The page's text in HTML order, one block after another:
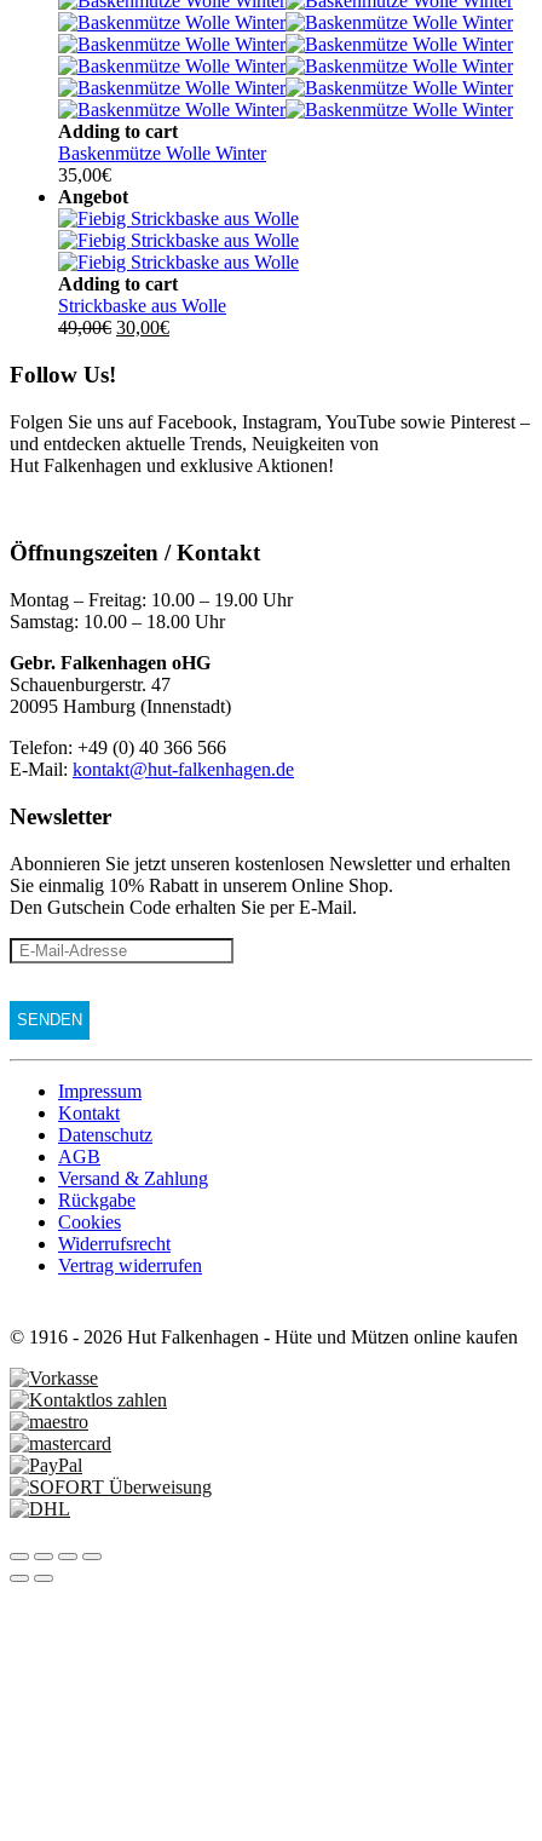
Adding to cart
Baskenmütze Wolle Winter
35,00€
Angebot
Adding to cart
Strickbaske aus Wolle
49,00€ Ursprünglicher
30,00€Aktueller
Follow Us!
Folgen Sie uns auf Facebook, Instagram, YouTube sowie Pinterest –
und entdecken aktuelle Trends, Neuigkeiten von
Hut Falkenhagen und exklusive Aktionen!
Öffnungszeiten / Kontakt
Montag – Freitag: 10.00 – 19.00 Uhr
Samstag: 10.00 – 18.00 Uhr
Gebr. Falkenhagen oHG
Schauenburgerstr. 47
20095 Hamburg (Innenstadt)
Telefon: +49 (0) 40 366 566
E-Mail: kontakt@hut-falkenhagen.de
Newsletter
Abonnieren Sie jetzt unseren kostenlosen Newsletter und erhalten
Sie einmalig 10% Rabatt in unserem Online Shop.
Den Gutschein Code erhalten Sie per E-Mail.
Impressum
Kontakt
Datenschutz
AGB
Versand & Zahlung
Rückgabe
Cookies
Widerrufsrecht
Vertrag widerrufen
© 1916 - 2026 Hut Falkenhagen - Hüte und Mützen online kaufen